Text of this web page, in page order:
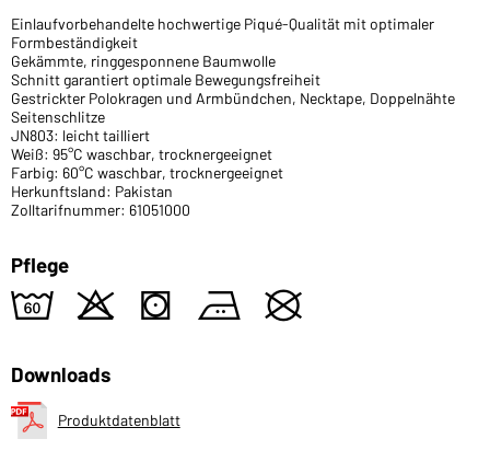
Einlaufvorbehandelte hochwertige Piqué-Qualität mit optimaler
Formbeständigkeit
Gekämmte, ringgesponnene Baumwolle
Schnitt garantiert optimale Bewegungsfreiheit
Gestrickter Polokragen und Armbündchen, Necktape, Doppelnähte
Seitenschlitze
JN803: leicht tailliert
Weiß: 95°C waschbar, trocknergeeignet
Farbig: 60°C waschbar, trocknergeeignet
Herkunftsland: Pakistan
Zolltarifnummer: 61051000
Pflege
4 o s b U
Downloads
Produktdatenblatt